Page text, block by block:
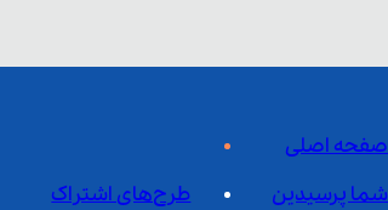
صفحه اصلی
شما پرسیدین
طرح‌های اشتراک